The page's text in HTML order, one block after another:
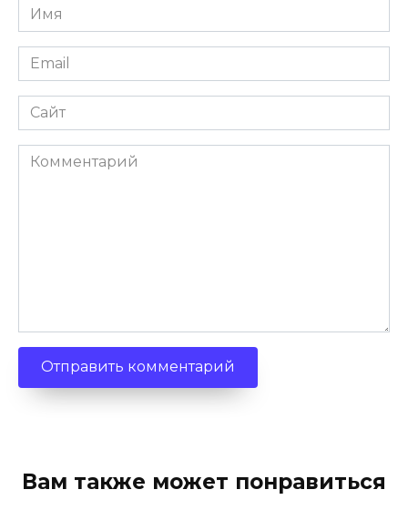
Имя
Email
Сайт
Комментарий
Вам также может понравиться